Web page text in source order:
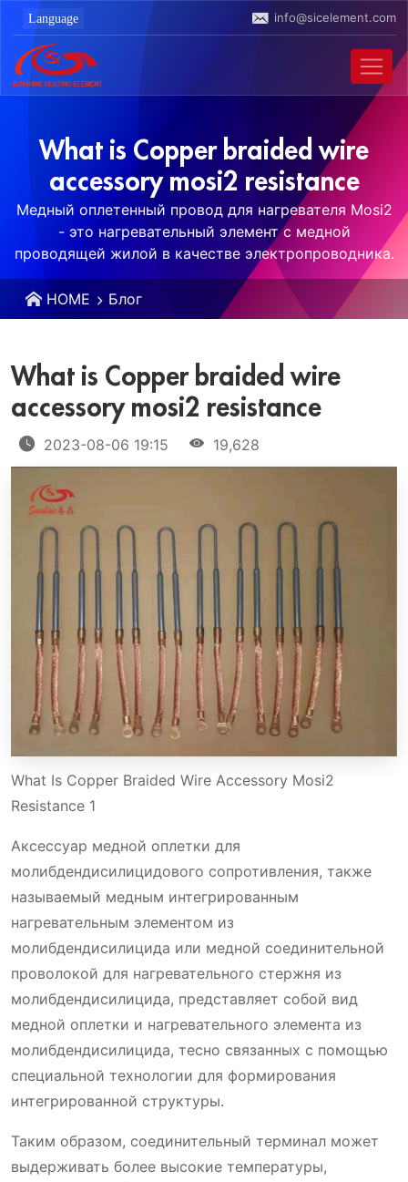
info@sicelement.com
What is Copper braided wire
accessory mosi2 resistance
Медный оплетенный провод для нагревателя Mosi2
- это нагревательный элемент с медной
проводящей жилой в качестве электропроводника.
HOME Блог
What is Copper braided wire
accessory mosi2 resistance
2023-08-06 19:15 19,628
What Is Copper Braided Wire Accessory Mosi2
Resistance 1
Аксессуар медной оплетки для
молибдендисилицидового сопротивления, также
называемый медным интегрированным
нагревательным элементом из
молибдендисилицида или медной соединительной
проволокой для нагревательного стержня из
молибдендисилицида, представляет собой вид
медной оплетки и нагревательного элемента из
молибдендисилицида, тесно связанных с помощью
специальной технологии для формирования
интегрированной структуры.
Таким образом, соединительный терминал может
выдерживать более высокие температуры,